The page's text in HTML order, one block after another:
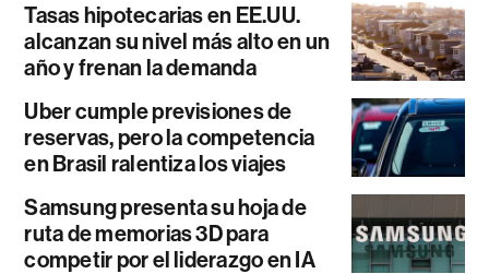
Tasas hipotecarias en EE.UU.
alcanzan su nivel más alto en un
año y frenan la demanda
Uber cumple previsiones de
reservas, pero la competencia
en Brasil ralentiza los viajes
Samsung presenta su hoja de
ruta de memorias 3D para
competir por el liderazgo en IA